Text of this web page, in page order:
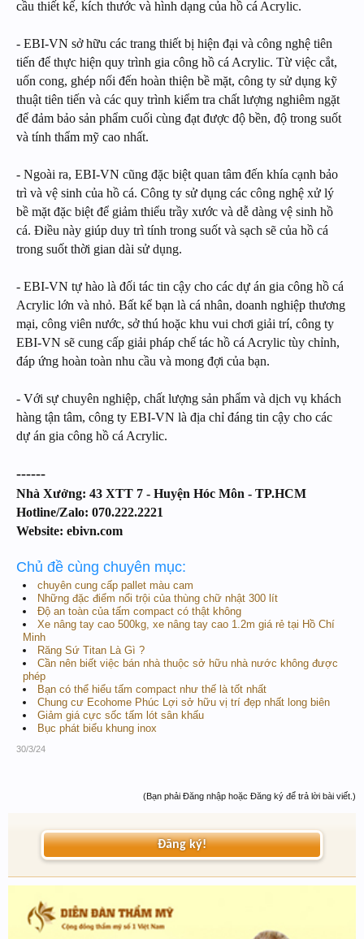
cầu thiết kế, kích thước và hình dạng của hồ cá Acrylic.
- EBI-VN sở hữu các trang thiết bị hiện đại và công nghệ tiên
tiến để thực hiện quy trình gia công hồ cá Acrylic. Từ việc cắt,
uốn cong, ghép nối đến hoàn thiện bề mặt, công ty sử dụng kỹ
thuật tiên tiến và các quy trình kiểm tra chất lượng nghiêm ngặt
để đảm bảo sản phẩm cuối cùng đạt được độ bền, độ trong suốt
và tính thẩm mỹ cao nhất.
- Ngoài ra, EBI-VN cũng đặc biệt quan tâm đến khía cạnh bảo
trì và vệ sinh của hồ cá. Công ty sử dụng các công nghệ xử lý
bề mặt đặc biệt để giảm thiểu trầy xước và dễ dàng vệ sinh hồ
cá. Điều này giúp duy trì tính trong suốt và sạch sẽ của hồ cá
trong suốt thời gian dài sử dụng.
- EBI-VN tự hào là đối tác tin cậy cho các dự án gia công hồ cá
Acrylic lớn và nhỏ. Bất kể bạn là cá nhân, doanh nghiệp thương
mại, công viên nước, sở thú hoặc khu vui chơi giải trí, công ty
EBI-VN sẽ cung cấp giải pháp chế tác hồ cá Acrylic tùy chỉnh,
đáp ứng hoàn toàn nhu cầu và mong đợi của bạn.
- Với sự chuyên nghiệp, chất lượng sản phẩm và dịch vụ khách
hàng tận tâm, công ty EBI-VN là địa chỉ đáng tin cậy cho các
dự án gia công hồ cá Acrylic.
------
Nhà Xưởng: 43 XTT 7 - Huyện Hóc Môn - TP.HCM
Hotline/Zalo: 070.222.2221
Website: ebivn.com
Chủ đề cùng chuyên mục:
chuyên cung cấp pallet màu cam
Những đặc điểm nổi trội của thùng chữ nhật 300 lít
Độ an toàn của tấm compact có thật không
Xe nâng tay cao 500kg, xe nâng tay cao 1.2m giá rẻ tại Hồ Chí
Minh
Răng Sứ Titan Là Gì ?
Cần nên biết việc bán nhà thuộc sở hữu nhà nước không được
phép
Bạn có thể hiểu tấm compact như thế là tốt nhất
Chung cư Ecohome Phúc Lợi sở hữu vị trí đẹp nhất long biên
Giảm giá cực sốc tấm lót sân khấu
Bục phát biểu khung inox
30/3/24
(Bạn phải Đăng nhập hoặc Đăng ký để trả lời bài viết.)
Đăng ký!